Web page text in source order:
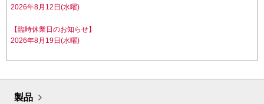
2026年8月12日(水曜)
【臨時休業日のお知らせ】
2026年8月19日(水曜)
製品